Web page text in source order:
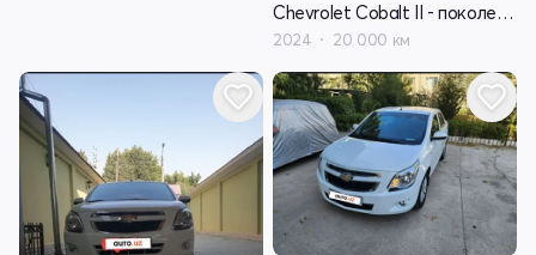
Chevrolet Cobalt II - поколение рестайлинг
2024 20 000 км